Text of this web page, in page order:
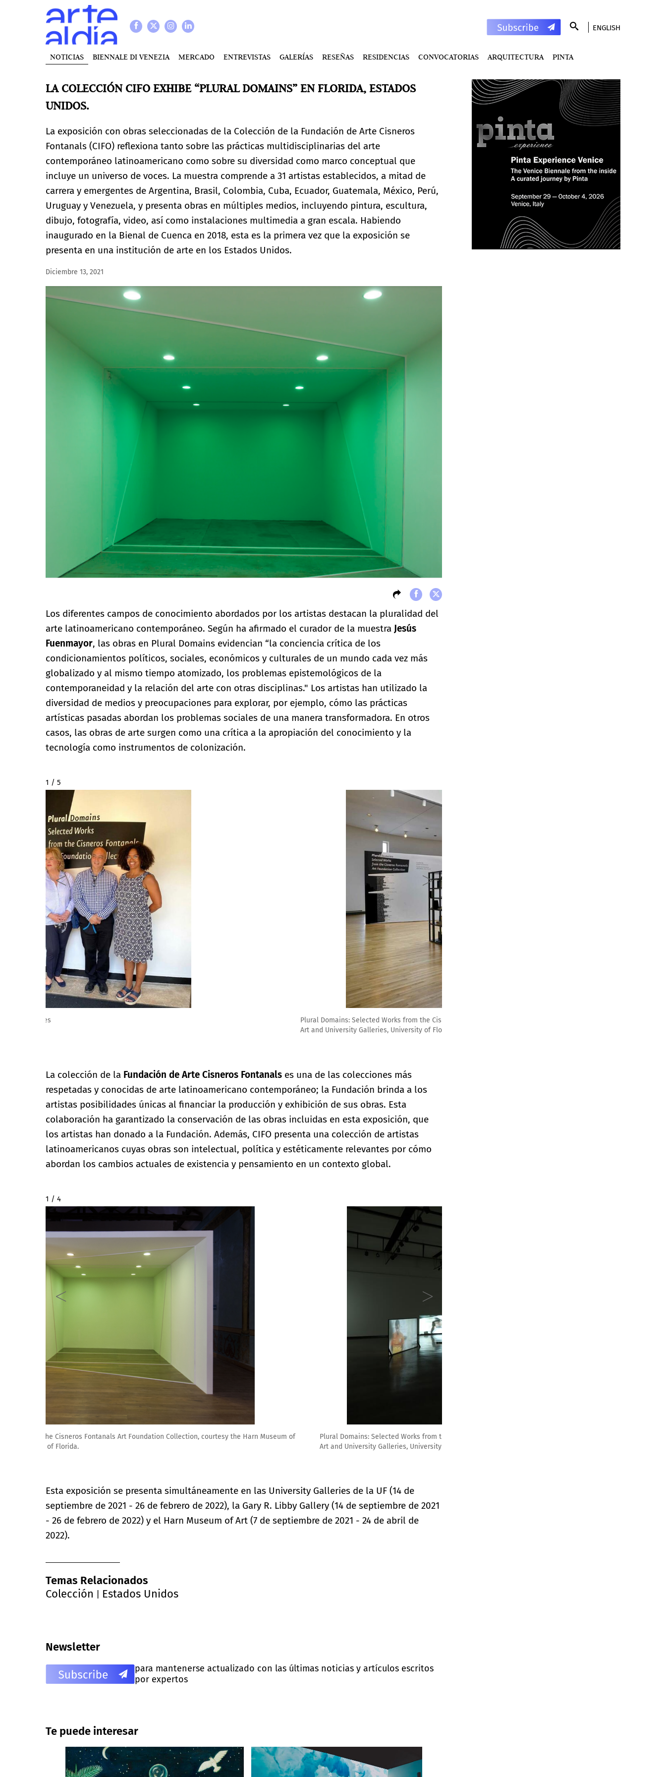
ENGLISH
NOTICIAS BIENNALE DI VENEZIA MERCADO ENTREVISTAS GALERÍAS RESEÑAS RESIDENCIAS CONVOCATORIAS ARQUITECTURA PINTA
LA COLECCIÓN CIFO EXHIBE “PLURAL DOMAINS” EN FLORIDA, ESTADOS
UNIDOS.
La exposición con obras seleccionadas de la Colección de la Fundación de Arte Cisneros
Fontanals (CIFO) reflexiona tanto sobre las prácticas multidisciplinarias del arte
contemporáneo latinoamericano como sobre su diversidad como marco conceptual que
incluye un universo de voces. La muestra comprende a 31 artistas establecidos, a mitad de
carrera y emergentes de Argentina, Brasil, Colombia, Cuba, Ecuador, Guatemala, México, Perú,
Uruguay y Venezuela, y presenta obras en múltiples medios, incluyendo pintura, escultura,
dibujo, fotografía, video, así como instalaciones multimedia a gran escala. Habiendo
inaugurado en la Bienal de Cuenca en 2018, esta es la primera vez que la exposición se
presenta en una institución de arte en los Estados Unidos.
Diciembre 13, 2021
Los diferentes campos de conocimiento abordados por los artistas destacan la pluralidad del
arte latinoamericano contemporáneo. Según ha afirmado el curador de la muestra Jesús
Fuenmayor, las obras en Plural Domains evidencian “la conciencia crítica de los
condicionamientos políticos, sociales, económicos y culturales de un mundo cada vez más
globalizado y al mismo tiempo atomizado, los problemas epistemológicos de la
contemporaneidad y la relación del arte con otras disciplinas." Los artistas han utilizado la
diversidad de medios y preocupaciones para explorar, por ejemplo, cómo las prácticas
artísticas pasadas abordan los problemas sociales de una manera transformadora. En otros
casos, las obras de arte surgen como una crítica a la apropiación del conocimiento y la
tecnología como instrumentos de colonización.
2 / 5
Plural Domains: Selected Works from the Cisneros Fontanals Art Foundation Collection, courtesy the Harn Museum of
La colección de la Fundación de Arte Cisneros Fontanals es una de las colecciones más
respetadas y conocidas de arte latinoamericano contemporáneo; la Fundación brinda a los
artistas posibilidades únicas al financiar la producción y exhibición de sus obras. Esta
colaboración ha garantizado la conservación de las obras incluidas en esta exposición, que
los artistas han donado a la Fundación. Además, CIFO presenta una colección de artistas
latinoamericanos cuyas obras son intelectual, política y estéticamente relevantes por cómo
abordan los cambios actuales de existencia y pensamiento en un contexto global.
2 / 4
Plural Domains: Selected Works from the Cisneros Fontanals Art Foundation Collection, courtesy the Harn Museum of
Art and University Galleries, University of Florida.
Esta exposición se presenta simultáneamente en las University Galleries de la UF (14 de
septiembre de 2021 - 26 de febrero de 2022), la Gary R. Libby Gallery (14 de septiembre de 2021
- 26 de febrero de 2022) y el Harn Museum of Art (7 de septiembre de 2021 - 24 de abril de
2022).
Temas Relacionados
Colección
Estados Unidos
Newsletter
para mantenerse actualizado con las últimas noticias y artículos escritos
por expertos
Te puede interesar